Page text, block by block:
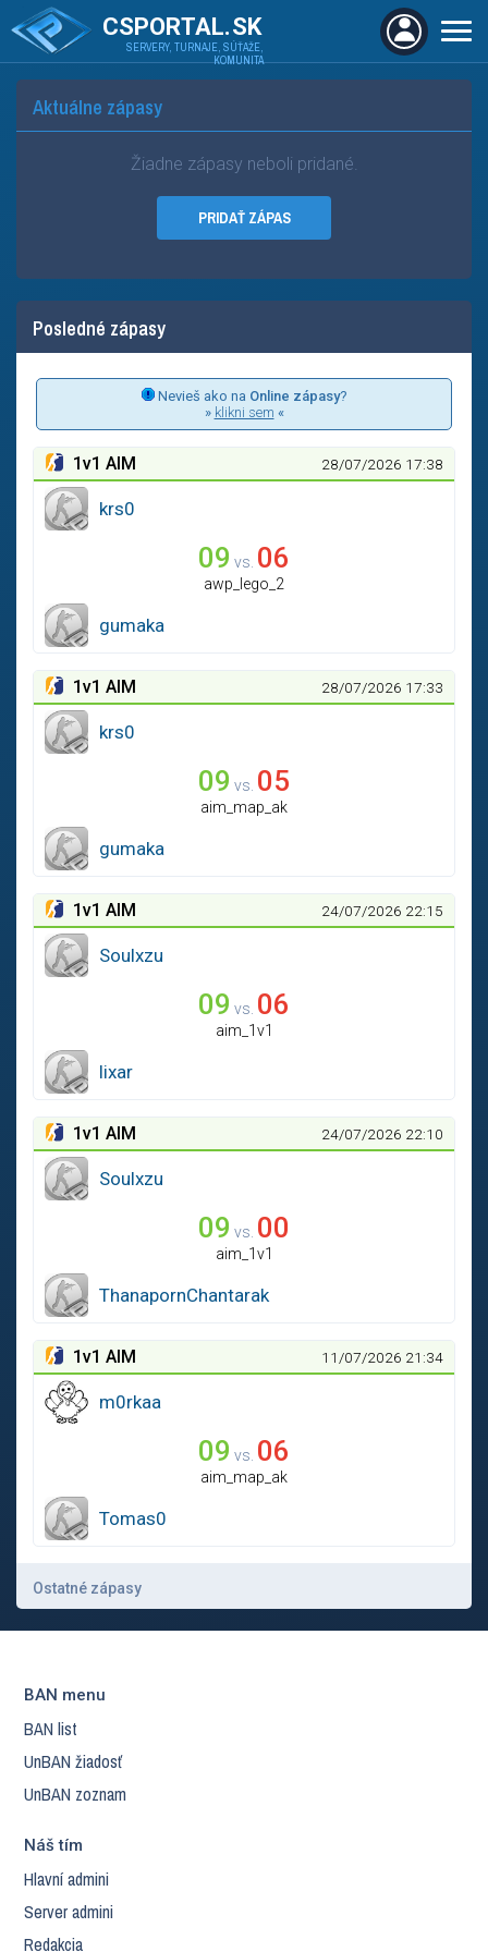
CSPORTAL.SK
SERVERY, TURNAJE, SÚŤAŽE,
KOMUNITA
Aktuálne zápasy
Žiadne zápasy neboli pridané.
PRIDAŤ ZÁPAS
Posledné zápasy
Nevieš ako na Online zápasy?
» klikni sem «
1v1 AIM 28/07/2026 17:38
krs0
09 vs. 06
awp_lego_2
gumaka
1v1 AIM 28/07/2026 17:33
krs0
09 vs. 05
aim_map_ak
gumaka
1v1 AIM 24/07/2026 22:15
Soulxzu
09 vs. 06
aim_1v1
lixar
1v1 AIM 24/07/2026 22:10
Soulxzu
09 vs. 00
aim_1v1
ThanapornChantarak
1v1 AIM 11/07/2026 21:34
m0rkaa
09 vs. 06
aim_map_ak
Tomas0
Ostatné zápasy
BAN menu
BAN list
UnBAN žiadosť
UnBAN zoznam
Náš tím
Hlavní admini
Server admini
Redakcia